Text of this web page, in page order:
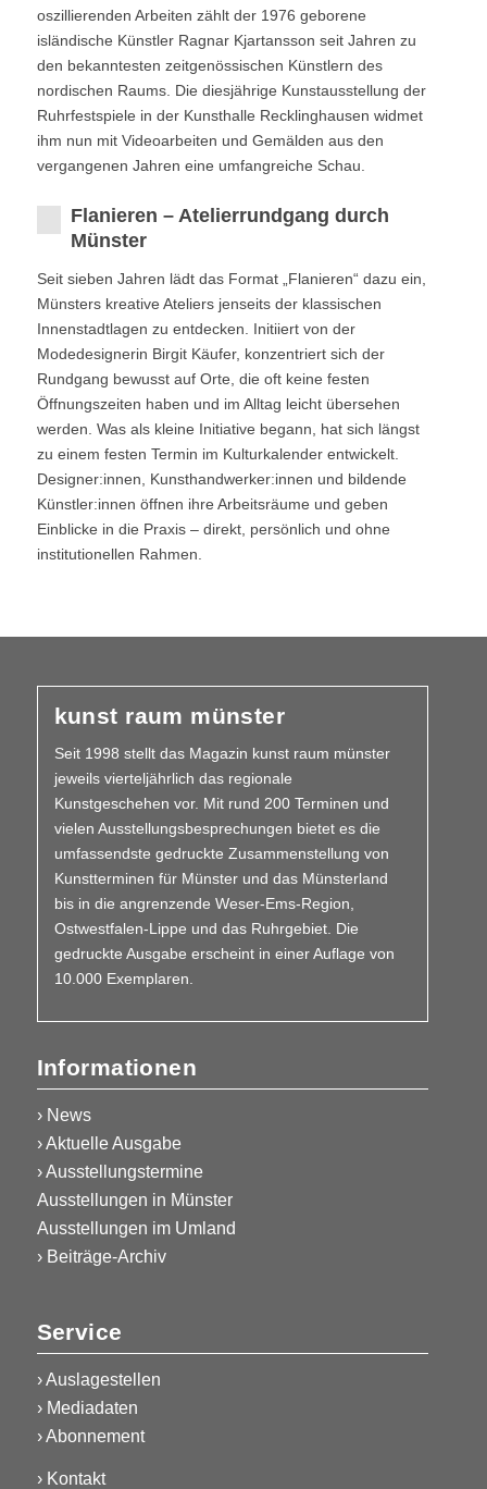
oszillierenden Arbeiten zählt der 1976 geborene
isländische Künstler Ragnar Kjartansson seit Jahren zu
den bekanntesten zeitgenössischen Künstlern des
nordischen Raums. Die diesjährige Kunstausstellung der
Ruhrfestspiele in der Kunsthalle Recklinghausen widmet
ihm nun mit Videoarbeiten und Gemälden aus den
vergangenen Jahren eine umfangreiche Schau.
Flanieren – Atelierrundgang durch
Münster
Seit sieben Jahren lädt das Format „Flanieren“ dazu ein,
Münsters kreative Ateliers jenseits der klassischen
Innenstadtlagen zu entdecken. Initiiert von der
Modedesignerin Birgit Käufer, konzentriert sich der
Rundgang bewusst auf Orte, die oft keine festen
Öffnungszeiten haben und im Alltag leicht übersehen
werden. Was als kleine Initiative begann, hat sich längst
zu einem festen Termin im Kulturkalender entwickelt.
Designer:innen, Kunsthandwerker:innen und bildende
Künstler:innen öffnen ihre Arbeitsräume und geben
Einblicke in die Praxis – direkt, persönlich und ohne
institutionellen Rahmen.
kunst raum münster
Seit 1998 stellt das Magazin kunst raum münster
jeweils vierteljährlich das regionale
Kunstgeschehen vor. Mit rund 200 Terminen und
vielen Aus­­stellungs­besprechungen bietet es die
umfassendste gedruckte Zusammen­stellung von
Kunstterminen für Münster und das Münsterland
bis in die angrenzende Weser-Ems-Region,
Ostwestfalen-Lippe und das Ruhrgebiet. Die
gedruckte Ausgabe erscheint in einer Auflage von
10.000 Exemplaren.
Informationen
› News
› Aktuelle Ausgabe
› Ausstellungstermine
Ausstellungen in Münster
Ausstellungen im Umland
› Beiträge-Archiv
Service
›Auslagestellen
› Mediadaten
›Abonnement
› Kontakt